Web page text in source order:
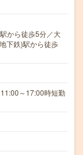
から徒歩5分／大
下鉄)駅から徒歩
～17:00時短勤